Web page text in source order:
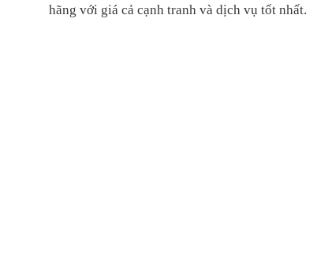
hãng với giá cả cạnh tranh và dịch vụ tốt nhất.